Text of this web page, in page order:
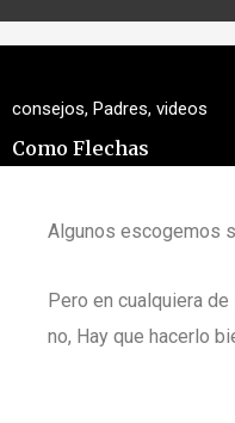
consejos, Padres, videos
Como Flechas
Algunos escogemos
Pero en cualquiera
no, Hay que hacerlo